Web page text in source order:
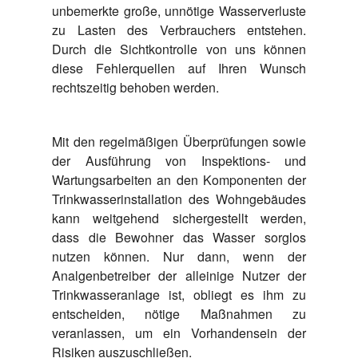
unbemerkte große, unnötige Wasserverluste
zu Lasten des Verbrauchers entstehen.
Durch die Sichtkontrolle von uns können
diese Fehlerquellen auf Ihren Wunsch
rechtszeitig behoben werden.
Mit den regelmäßigen Überprüfungen sowie
der Ausführung von Inspektions- und
Wartungsarbeiten an den Komponenten der
Trinkwasserinstallation des Wohngebäudes
kann weitgehend sichergestellt werden,
dass die Bewohner das Wasser sorglos
nutzen können. Nur dann, wenn der
Analgenbetreiber der alleinige Nutzer der
Trinkwasseranlage ist, obliegt es ihm zu
entscheiden, nötige Maßnahmen zu
veranlassen, um ein Vorhandensein der
Risiken auszuschließen.